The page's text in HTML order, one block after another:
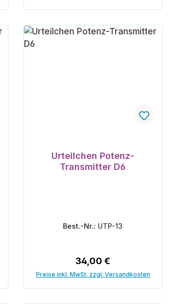
Urteilchen Potenz-
Transmitter D6
Best.-Nr.: UTP-13
Regulärer Preis:
34,00 €
Preise inkl. MwSt. zzgl. Versandkosten